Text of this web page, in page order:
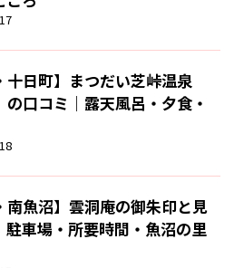
十日町】まつだい芝峠温泉
の口コミ｜露天風呂・夕食・
南魚沼】雲洞庵の御朱印と見
駐車場・所要時間・魚沼の里